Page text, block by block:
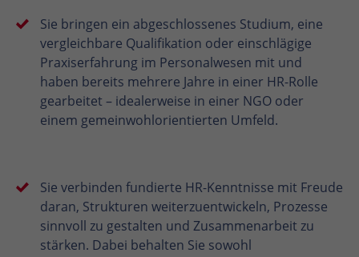
Sie bringen ein abgeschlossenes Studium, eine
vergleichbare Qualifikation oder einschlägige
Praxiserfahrung im Personalwesen mit und
haben bereits mehrere Jahre in einer HR-Rolle
gearbeitet – idealerweise in einer NGO oder
einem gemeinwohlorientierten Umfeld.
Sie verbinden fundierte HR-Kenntnisse mit Freude
daran, Strukturen weiterzuentwickeln, Prozesse
sinnvoll zu gestalten und Zusammenarbeit zu
stärken. Dabei behalten Sie sowohl